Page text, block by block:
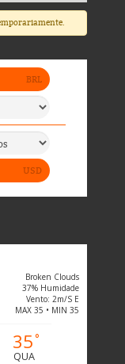
Broken Clouds
37% Humidade
Vento: 2m/s E
MAX 35 • MIN 35
35°
QUA